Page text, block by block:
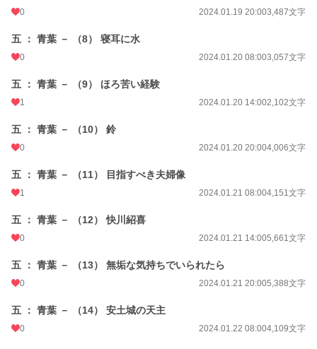
0 2024.01.19 20:003,487文字
五 ： 青葉 － （8） 寝耳に水
0 2024.01.20 08:003,057文字
五 ： 青葉 － （9） ほろ苦い経験
1 2024.01.20 14:002,102文字
五 ： 青葉 － （10） 鈴
0 2024.01.20 20:004,006文字
五 ： 青葉 － （11） 目指すべき夫婦像
1 2024.01.21 08:004,151文字
五 ： 青葉 － （12） 快川紹喜
0 2024.01.21 14:005,661文字
五 ： 青葉 － （13） 無垢な気持ちでいられたら
0 2024.01.21 20:005,388文字
五 ： 青葉 － （14） 安土城の天主
0 2024.01.22 08:004,109文字